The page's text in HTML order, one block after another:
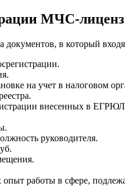
МЧС-
документов, в который
на учет в налоговом
внесенных в ЕГРЮЛ
руководителя.
работы в сфере,